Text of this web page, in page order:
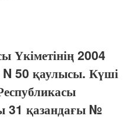
Үкіметінің 2004
50 қаулысы. Күші
31 қазандағы №